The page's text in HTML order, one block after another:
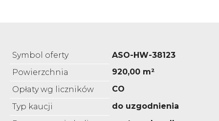
Symbol oferty
ASO-HW-38123
Powierzchnia
920,00 m²
Opłaty wg liczników
CO
Typ kaucji
do uzgodnienia